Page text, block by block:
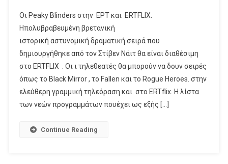
“Peaky
Blinders” Και
“Black
Mirror”
Οι Peaky Blinders στην ΕΡΤ και ERTFLIX.
Ηπολυβραβευμένη βρετανική
ιστορική αστυνομική δραματική σειρά που
δημιουργήθηκε από τον Στίβεν Νάιτ θα είναι διαθέσιμη
στο ERTFLIX . Οι ι τηλεθεατές θα μπορούν να δουν σειρές
όπως το Black Mirror , το Fallen και το Rogue Heroes. στην
ελεύθερη γραμμική τηλεόραση και στο ERTflix. Η λίστα
των νεών προγραμμάτων πουέχει ως εξής […]
Continue Reading